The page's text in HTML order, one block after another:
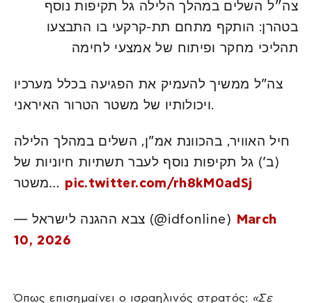
צה״ל השלים במהלך הלילה גל תקיפות נוסף
בטהרן: הותקף מתחם תת-קרקעי בו התבצעו
תהליכי מחקר ופיתוח של אמצעי לחימה
צה”ל ממשיך להעמיק את הפגיעה בכלל מערכיו
ויכולותיו של משטר הטרור האיראני.
חיל האוויר, בהכוונת אמ”ן, השלים במהלך הלילה
(ב’) גל תקיפות נוסף לעבר תשתיות חיוניות של
משטר… pic.twitter.com/rh8kM0adSj
— צבא ההגנה לישראל (@idfonline) March
10, 2026
Όπως επισημαίνει ο ισραηλινός στρατός: «Σε